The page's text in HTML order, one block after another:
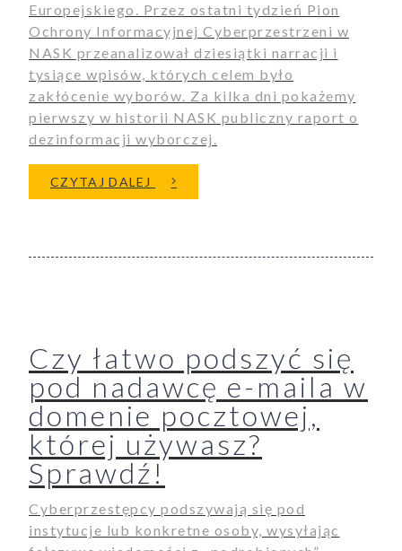
Europejskiego. Przez ostatni tydzień Pion
Ochrony Informacyjnej Cyberprzestrzeni w
NASK przeanalizował dziesiątki narracji i
tysiące wpisów, których celem było
zakłócenie wyborów. Za kilka dni pokażemy
pierwszy w historii NASK publiczny raport o
dezinformacji wyborczej.
CZYTAJ DALEJ O GŁOSY POLAKÓW POLICZĄ
Czy łatwo podszyć się
pod nadawcę e-maila w
domenie pocztowej,
której używasz?
Sprawdź!
Cyberprzestępcy podszywają się pod
instytucje lub konkretne osoby, wysyłając